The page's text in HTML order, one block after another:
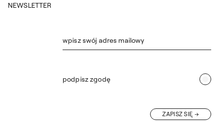
NEWSLETTER
wpisz swój adres mailowy
podpisz zgodę
ZAPISZ SIĘ